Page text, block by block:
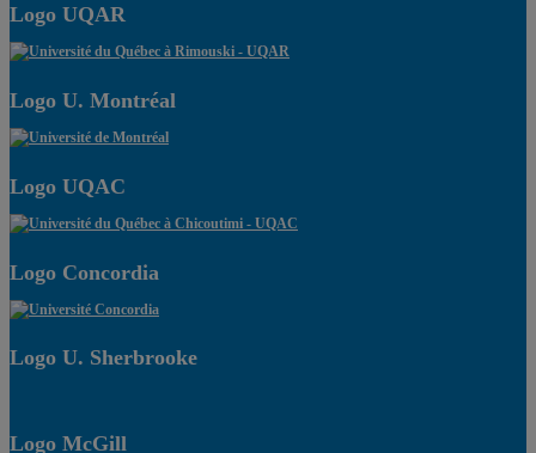
Logo UQAR
Logo U. Montréal
Logo UQAC
Logo Concordia
Logo U. Sherbrooke
Logo McGill